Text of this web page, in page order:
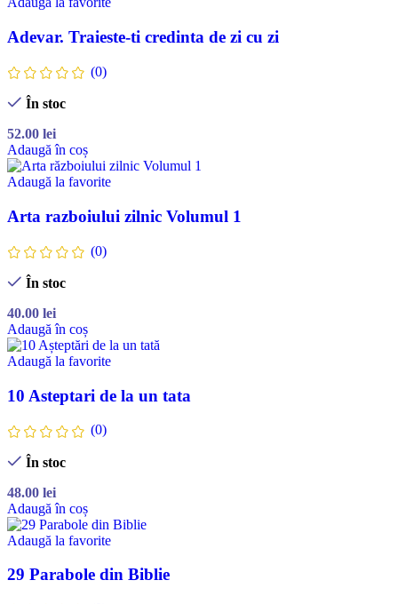
Adevar. Traieste-ti credinta de zi cu zi
(0)
În stoc
52.00 lei
Adaugă în coș
Adaugă la favorite
Arta razboiului zilnic Volumul 1
(0)
În stoc
40.00 lei
Adaugă în coș
Adaugă la favorite
10 Asteptari de la un tata
(0)
În stoc
48.00 lei
Adaugă în coș
Adaugă la favorite
29 Parabole din Biblie